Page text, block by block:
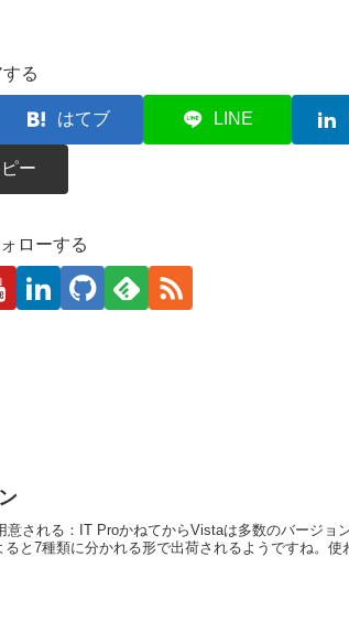
る
はてブ LINE
ー
ローする
される：IT ProかねてからVistaは多数のバージョ
と7種類に分かれる形で出荷されるようですね。使